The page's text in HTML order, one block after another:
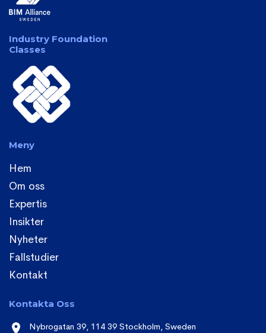
Industry Foundation
Classes
Meny
Hem
Om oss
Expertis
Insikter
Nyheter
Fallstudier
Kontakt
Kontakta Oss
Nybrogatan 39, 114 39 Stockholm, Sweden